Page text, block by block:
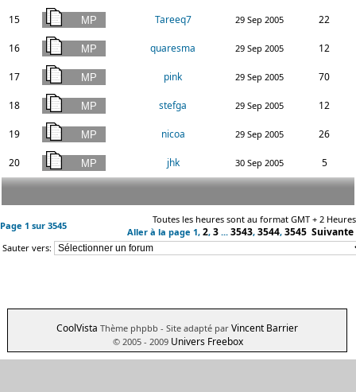
15 Tareeq7 29 Sep 2005 22
16 quaresma 29 Sep 2005 12
17 pink 29 Sep 2005 70
18 stefga 29 Sep 2005 12
19 nicoa 29 Sep 2005 26
20 jhk 30 Sep 2005 5
Page 1 sur 3545
Toutes les heures sont au format GMT + 2 Heures
Aller à la page 1, 2, 3 ... 3543, 3544, 3545 Suivante
Sauter vers:
CoolVista Thème phpbb - Site adapté par Vincent Barrier
© 2005 - 2009 Univers Freebox